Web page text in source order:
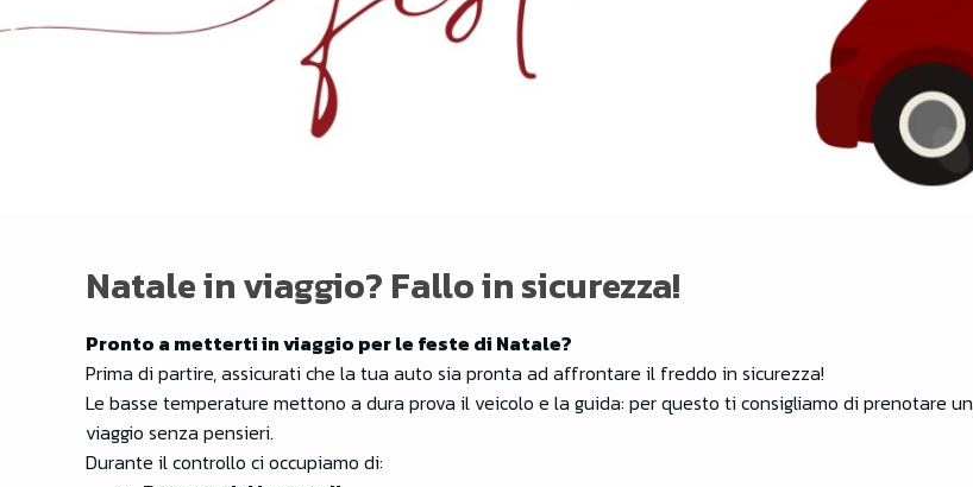
Natale in viaggio? Fallo in sicurezza!
Pronto a metterti in viaggio per le feste di Natale?
Prima di partire, assicurati che la tua auto sia pronta ad affrontare il freddo in sicurezza!
Le basse temperature mettono a dura prova il veicolo e la guida: per questo ti consigliamo di prenotare un
viaggio senza pensieri.
Durante il controllo ci occupiamo di: